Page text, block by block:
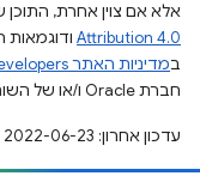
אלא אם צוין אחרת, התוכן
Attribution 4.0 ודוגמאות
במדיניות האתר Google Developers‏
חברת Oracle ו/או של השותפים העצמאיים שלה.
עדכון אחרון: 2022-06-23 (שעון UTC).